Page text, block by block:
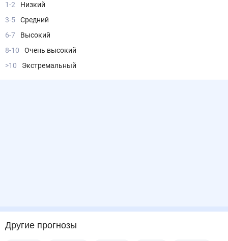
1-2
Низкий
3-5
Средний
6-7
Высокий
8-10
Очень высокий
>10
Экстремальный
Другие прогнозы